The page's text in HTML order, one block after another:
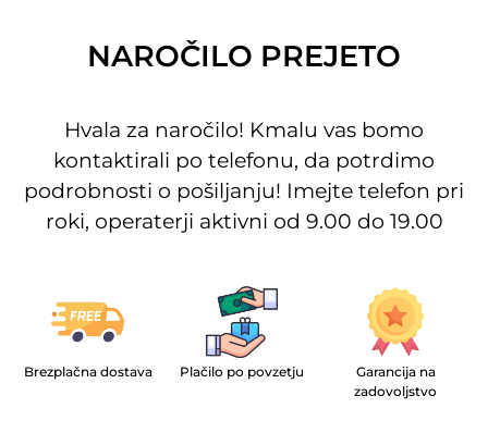
NAROČILO PREJETO
Hvala za naročilo! Kmalu vas bomo
kontaktirali po telefonu, da potrdimo
podrobnosti o pošiljanju! Imejte telefon pri
roki, operaterji aktivni od 9.00 do 19.00
Brezplačna dostava Plačilo po povzetju
Garancija na
zadovoljstvo